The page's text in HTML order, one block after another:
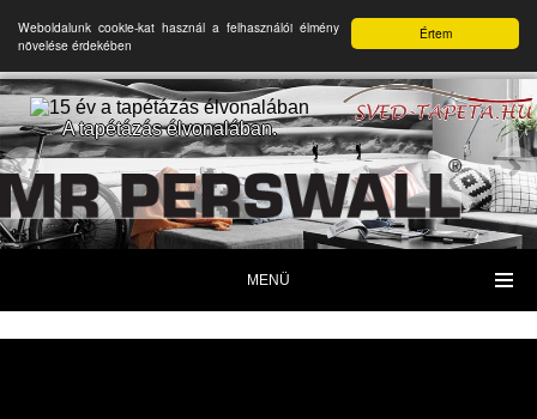
Értem
Weboldalunk cookie-kat használ a felhasználói élmény
növelése érdekében
A tapétázás élvonalában.
MENÜ